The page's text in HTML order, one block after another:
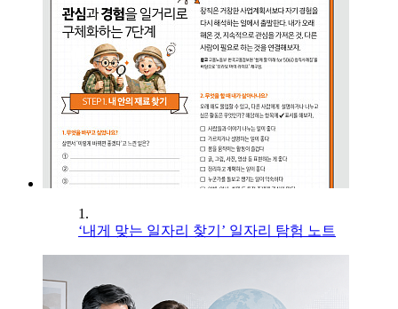
1.
‘내게 맞는 일자리 찾기’ 일자리 탐험 노트